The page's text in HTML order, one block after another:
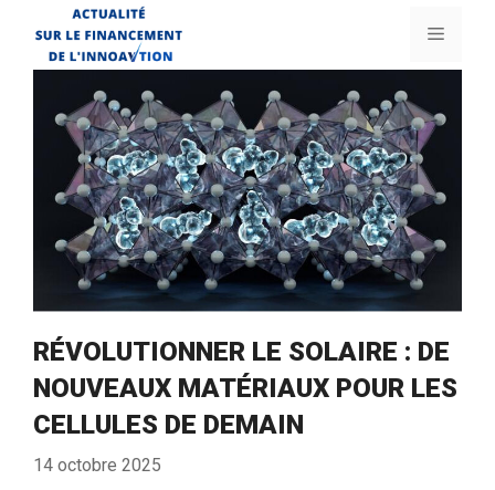
contenu
Menu
RÉVOLUTIONNER LE SOLAIRE : DE
NOUVEAUX MATÉRIAUX POUR LES
CELLULES DE DEMAIN
14 octobre 2025